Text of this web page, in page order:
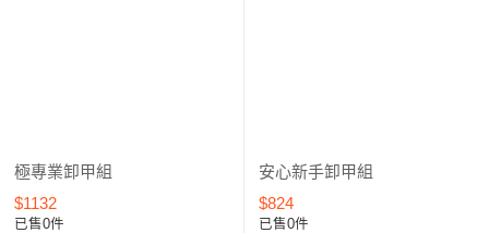
極專業卸甲組
$1132
已售0件
安心新手卸甲組
$824
已售0件